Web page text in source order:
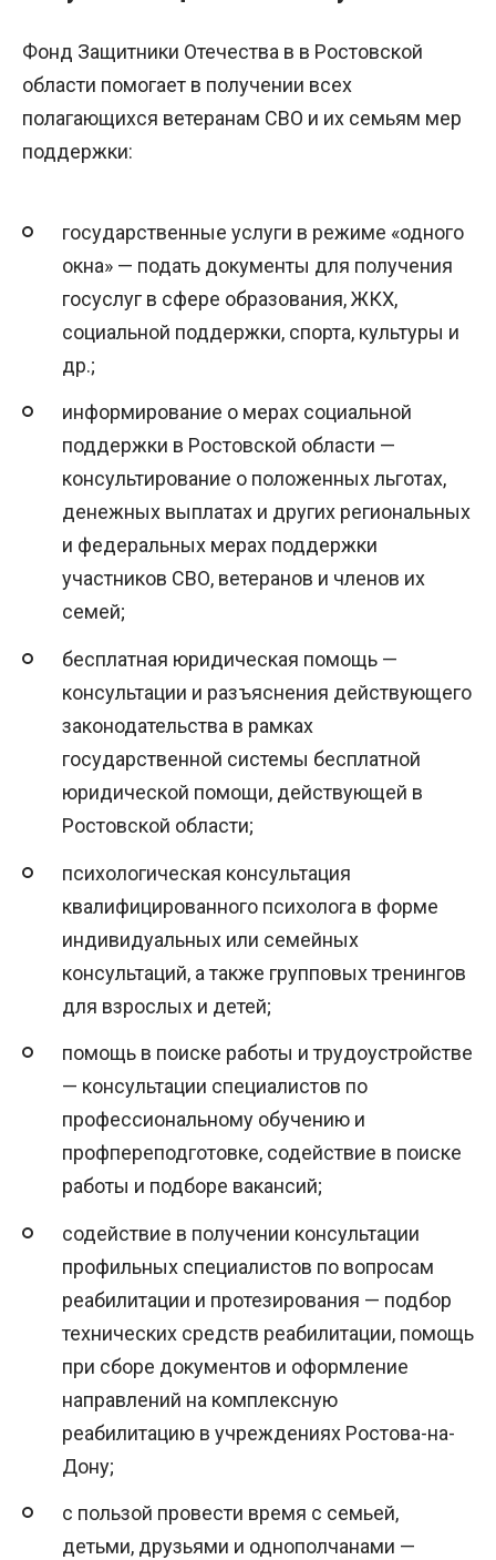
Фонд Защитники Отечества в в Ростовской
области помогает в получении всех
полагающихся ветеранам СВО и их семьям мер
поддержки:
государственные услуги в режиме «одного
окна» — подать документы для получения
госуслуг в сфере образования, ЖКХ,
социальной поддержки, спорта, культуры и
др.;
информирование о мерах социальной
поддержки в Ростовской области —
консультирование о положенных льготах,
денежных выплатах и других региональных
и федеральных мерах поддержки
участников СВО, ветеранов и членов их
семей;
бесплатная юридическая помощь —
консультации и разъяснения действующего
законодательства в рамках
государственной системы бесплатной
юридической помощи, действующей в
Ростовской области;
психологическая консультация
квалифицированного психолога в форме
индивидуальных или семейных
консультаций, а также групповых тренингов
для взрослых и детей;
помощь в поиске работы и трудоустройстве
— консультации специалистов по
профессиональному обучению и
профпереподготовке, содействие в поиске
работы и подборе вакансий;
содействие в получении консультации
профильных специалистов по вопросам
реабилитации и протезирования — подбор
технических средств реабилитации, помощь
при сборе документов и оформление
направлений на комплексную
реабилитацию в учреждениях Ростова-на-
Дону;
с пользой провести время с семьей,
детьми, друзьями и однополчанами —